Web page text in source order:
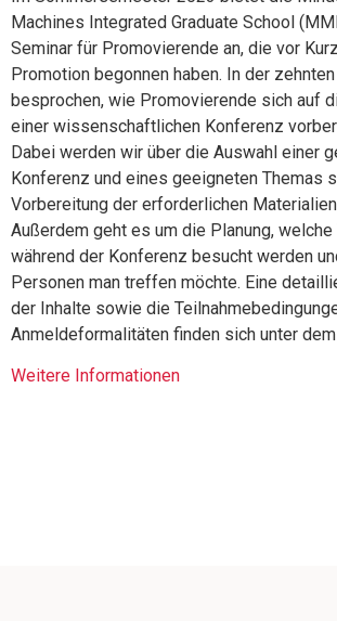
Machines Integrated Graduate School
Seminar für Promovierende an, die vor
Promotion begonnen haben. In der
besprochen, wie Promovierende sich auf
einer wissenschaftlichen Konferenz
Dabei werden wir über die Auswahl einer
Konferenz und eines geeigneten Themas
Vorbereitung der erforderlichen
Außerdem geht es um die Planung,
während der Konferenz besucht werden
Personen man treffen möchte. Eine
der Inhalte sowie die
Anmeldeformalitäten finden sich unter
Weitere Informationen